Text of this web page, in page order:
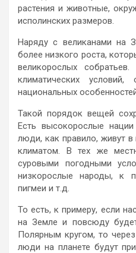
растения и животные,
исполинских размеров.
Наряду с великанами на
более низкого роста,
великорослых
климатических
национальных
Такой порядок вещей
Есть высокорослые
люди, как правило, живут
климатом. В тех же
суровыми погодными
низкорослые народы, к
пигмеи и т.д.
То есть, к примеру, если
на Земле и повсюду
Полярным кругом, то
люди на планете будут